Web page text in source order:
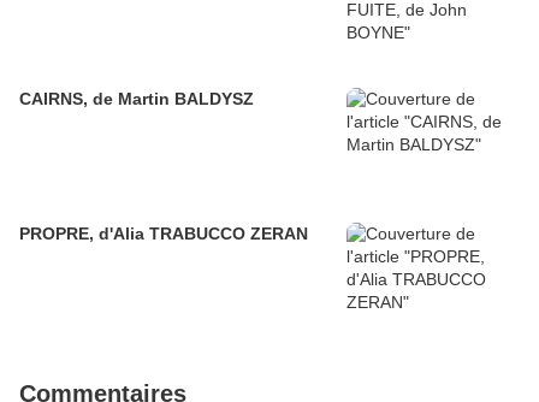
CAIRNS, de Martin BALDYSZ
PROPRE, d'Alia TRABUCCO ZERAN
Commentaires